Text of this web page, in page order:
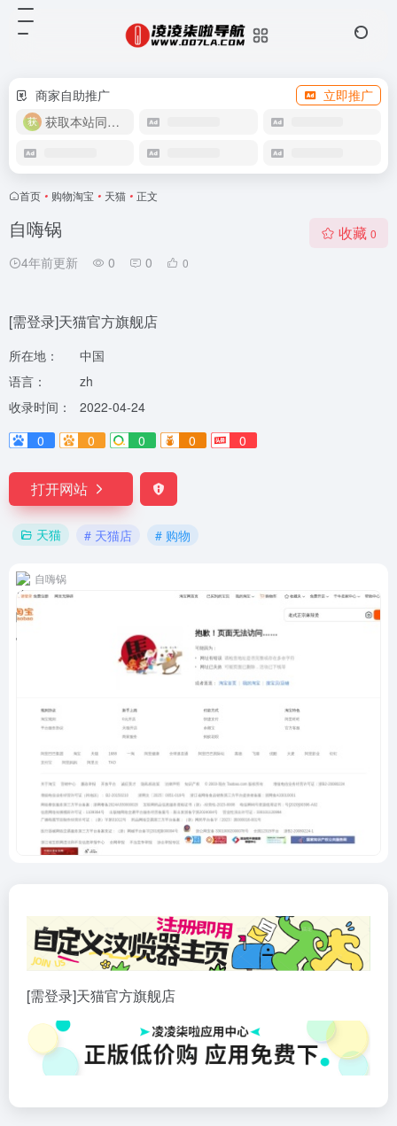
商家自助推广
立即推广
获取本站同款主题
首页 • 购物淘宝 • 天猫 • 正文
自嗨锅
4年前更新 0 0 0
收藏 0
[需登录]天猫官方旗舰店
所在地：
中国
语言：
zh
收录时间：
2022-04-24
0
0 0 0 0
打开网站
天猫 # 天猫店 # 购物
自嗨锅
[需登录]天猫官方旗舰店